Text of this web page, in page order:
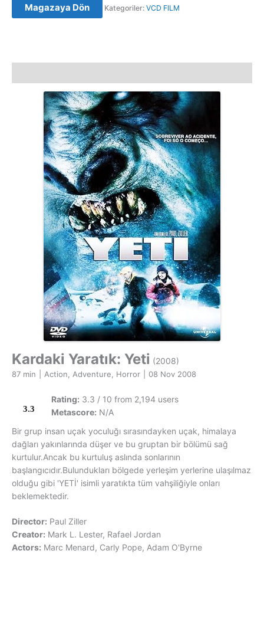
Magazaya Dön Kategoriler: VCD FILM
Kardaki Yaratık: Yeti (2008)
87 min Action, Adventure, Horror 08 Nov 2008
3.3
Rating: 3.3 / 10 from 2,194 users
Metascore: N/A
Bir grup insan uçak yoculuğı sırasındayken uçak, himalaya
dağları yakınlarında düşer ve bu gruptan bir bölümü sağ
kurtulur.Ancak bu kurtuluş aslında sonlarının
başlangıcıdır.Bulundukları bölgede yerleşim yerlerine ulaşılmaz
olduğu gibi 'YETİ' isimli yaratıkta tüm vahşiliğiyle onları
beklemektedir.
Director: Paul Ziller
Creator: Mark L. Lester, Rafael Jordan
Actors: Marc Menard, Carly Pope, Adam O'Byrne